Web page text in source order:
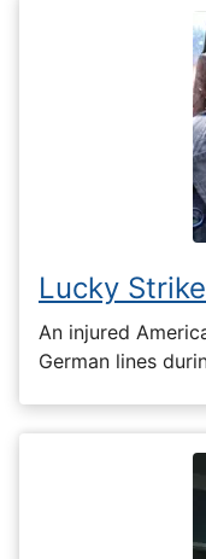
Lucky
An injured
German lines